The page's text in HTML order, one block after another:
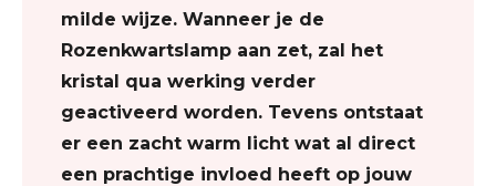
milde wijze. Wanneer je de
Rozenkwartslamp aan zet, zal het
kristal qua werking verder
geactiveerd worden. Tevens ontstaat
er een zacht warm licht wat al direct
een prachtige invloed heeft op jouw